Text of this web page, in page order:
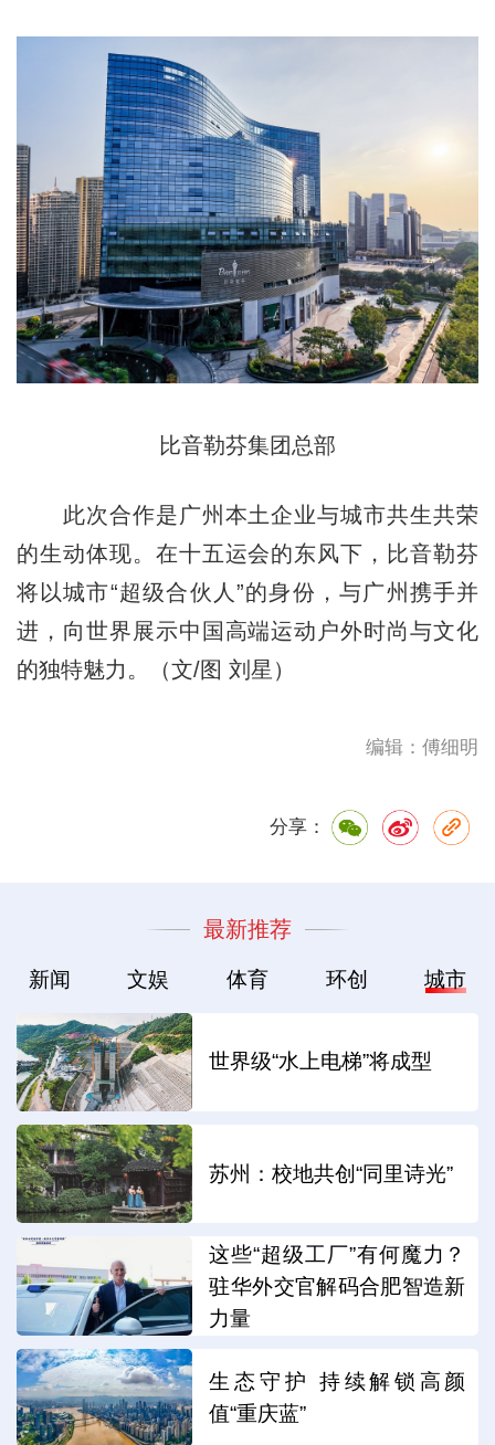
比音勒芬集团总部
此次合作是广州本土企业与城市共生共荣
的生动体现。在十五运会的东风下，比音勒芬
将以城市“超级合伙人”的身份，与广州携手并
进，向世界展示中国高端运动户外时尚与文化
的独特魅力。（文/图 刘星）
编辑：傅细明
分享：
最新推荐
新闻 文娱 体育 环创 城市
世界级“水上电梯”将成型
苏州：校地共创“同里诗光”
这些“超级工厂”有何魔力？
驻华外交官解码合肥智造新
力量
生态守护 持续解锁高颜
值“重庆蓝”